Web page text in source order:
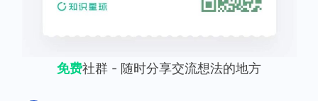
免费社群 - 随时分享交流想法的地方